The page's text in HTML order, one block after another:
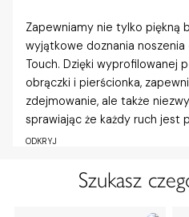
Zapewniamy nie tylko piękną
wyjątkowe doznania
Touch. Dzięki wyprofilowanej
obrączki i pierścionka,
zdejmowanie, ale także
sprawiając że każdy ruch jest
ODKRYJ
Szukasz